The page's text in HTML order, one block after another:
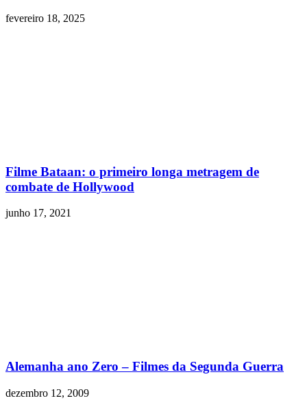
fevereiro 18, 2025
Filme Bataan: o primeiro longa metragem de
combate de Hollywood
junho 17, 2021
Alemanha ano Zero – Filmes da Segunda Guerra
dezembro 12, 2009